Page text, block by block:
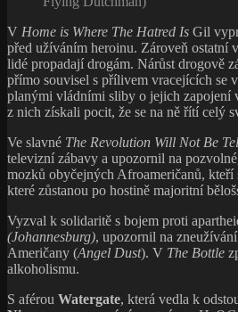
V Home is Where The Hatred Is Gil
před užíváním heroinu. Zároveň ostatní
lidé propadají drogám. Nárůst drogově
přímo souvisel s přílivem vracejících se
planými vládními sliby o jejich zapojení
z nich získali pocit, že se na ně řítí celý
Ve slavné The Revolution Will Not Be
televizní zábavy a upozornil na
mozků obyčejných Afroameričanů, kteří
které zůstanou po hostině majoritní
Vyzval k solidaritě s bojem proti
(Johannesburg), upozornil na zneužívání
Američany (Angel Dust). V The Bottle
alkoholismu.
S aférou Watergate, která vedla k